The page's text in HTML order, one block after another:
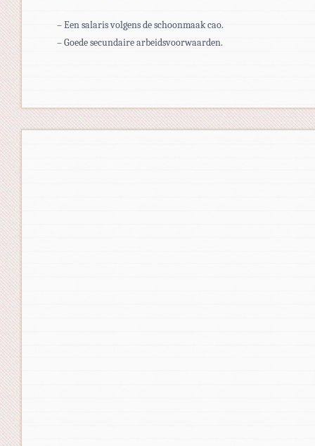
– Een salaris volgens de schoonmaak cao.
– Goede secundaire arbeidsvoorwaarden.